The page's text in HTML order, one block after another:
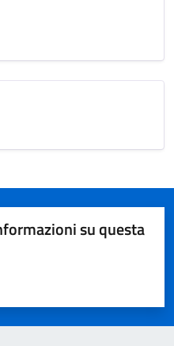
su questa
su 5